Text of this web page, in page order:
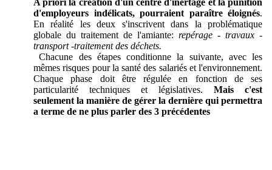
A priori la création d'un centre d'inertage et la punition
d'employeurs indélicats, pourraient paraître éloignés.
En réalité les deux s'inscrivent dans la problématique
globale du traitement de l'amiante: repérage - travaux -
transport -traitement des déchets.
Chacune des étapes conditionne la suivante, avec les
mêmes risques pour la santé des salariés et l'environnement.
Chaque phase doit être régulée en fonction de ses
particularité techniques et législatives. Mais c'est
seulement la manière de gérer la dernière qui permettra
a terme de ne plus parler des 3 précédentes